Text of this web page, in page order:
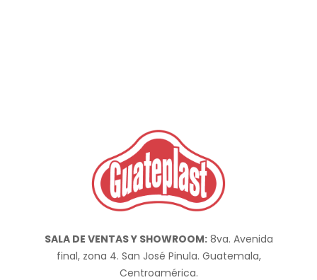
SALA DE VENTAS Y SHOWROOM:8va. Avenida
final, zona 4. San José Pinula. Guatemala,
Centroamérica.